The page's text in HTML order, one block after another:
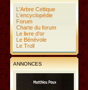
L'Arbre Celtique
L'encyclopédie
Forum
Charte du forum
Le livre d'or
Le Bénévole
Le Troll
ANNONCES